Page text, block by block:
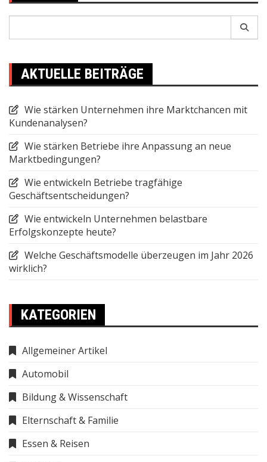
AKTUELLE BEITRÄGE
Wie stärken Unternehmen ihre Marktchancen mit
Kundenanalysen?
Wie stärken Betriebe ihre Anpassung an neue
Marktbedingungen?
Wie entwickeln Betriebe tragfähige
Geschäftsentscheidungen?
Wie entwickeln Unternehmen belastbare
Erfolgskonzepte heute?
Welche Geschäftsmodelle überzeugen im Jahr 2026
wirklich?
KATEGORIEN
Allgemeiner Artikel
Automobil
Bildung & Wissenschaft
Elternschaft & Familie
Essen & Reisen